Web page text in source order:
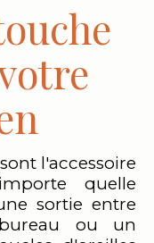
l'accessoire
quelle
sortie entre
ou un